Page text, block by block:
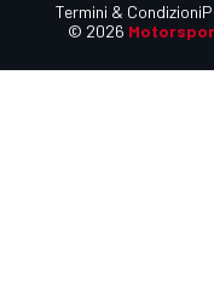
© 2026
Termini & Condizioni